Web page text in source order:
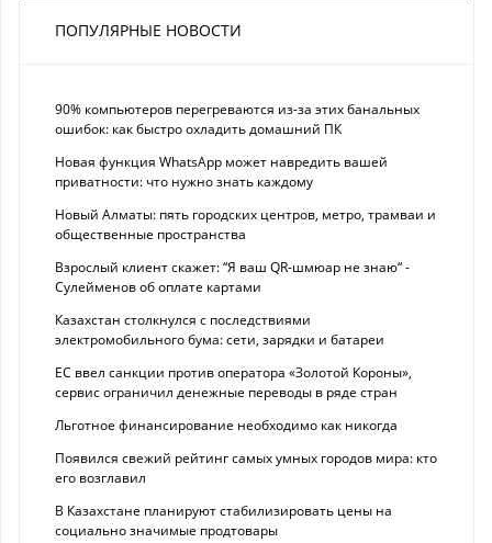
ПОПУЛЯРНЫЕ НОВОСТИ
90% компьютеров перегреваются из-за этих банальных
ошибок: как быстро охладить домашний ПК
Новая функция WhatsApp может навредить вашей
приватности: что нужно знать каждому
Новый Алматы: пять городских центров, метро, трамваи и
общественные пространства
Взрослый клиент скажет: “Я ваш QR-шмюар не знаю“ -
Сулейменов об оплате картами
Казахстан столкнулся с последствиями
электромобильного бума: сети, зарядки и батареи
ЕС ввел санкции против оператора «Золотой Короны»,
сервис ограничил денежные переводы в ряде стран
Льготное финансирование необходимо как никогда
Появился свежий рейтинг самых умных городов мира: кто
его возглавил
В Казахстане планируют стабилизировать цены на
социально значимые продтовары